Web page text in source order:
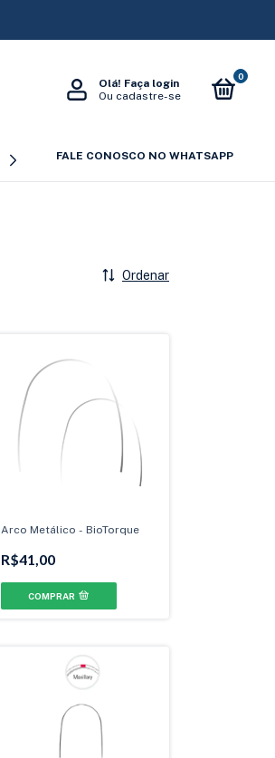
Olá! Faça login
Ou cadastre-se
0
CERTIFICAÇÃO GRAPHY CATÁLOGOS
FALE CONOSCO NO WHATSAPP
Ordenar
Arco Metálico - BioTorque
R$41,00
COMPRAR